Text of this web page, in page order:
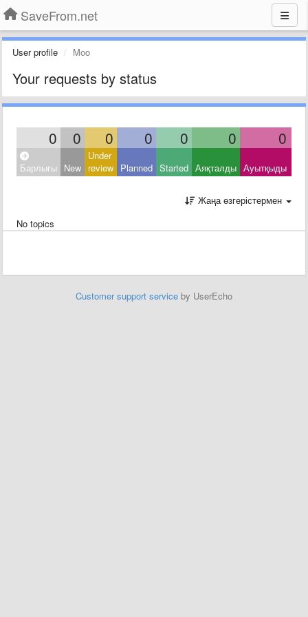
SaveFrom.net
User profile Moo
Your requests by status
0 0 0 0 0 0 0
Барлығы New
Under
review Planned Started Аяқталды Ауытқыды
Жаңа өзгерістермен
No topics
Customer support service by UserEcho